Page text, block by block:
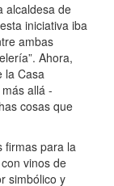
alcaldesa de
iniciativa iba
ambas
Ahora,
la Casa
allá -
cosas que
firmas para la
vinos de
simbólico y